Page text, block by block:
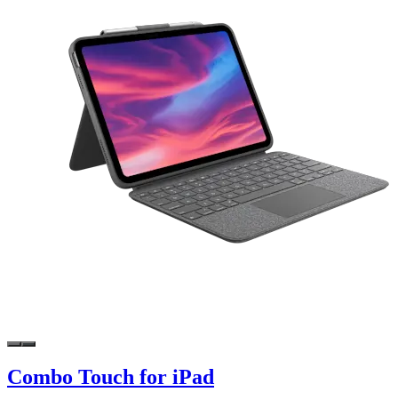
Combo Touch for iPad